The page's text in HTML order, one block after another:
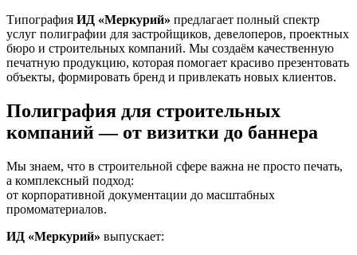
Типография ИД «Меркурий» предлагает полный спектр
услуг полиграфии для застройщиков, девелоперов, проектных
бюро и строительных компаний. Мы создаём качественную
печатную продукцию, которая помогает красиво презентовать
объекты, формировать бренд и привлекать новых клиентов.
Полиграфия для строительных
компаний — от визитки до баннера
Мы знаем, что в строительной сфере важна не просто печать,
а комплексный подход:
от корпоративной документации до масштабных
промоматериалов.
ИД «Меркурий» выпускает: